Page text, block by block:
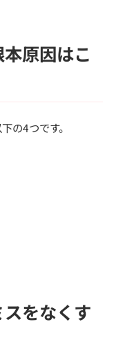
原因はこ
の4つです。
スをなくす